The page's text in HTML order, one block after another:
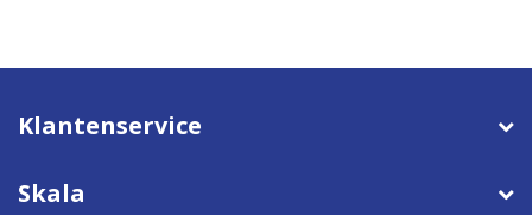
Klantenservice
Skala